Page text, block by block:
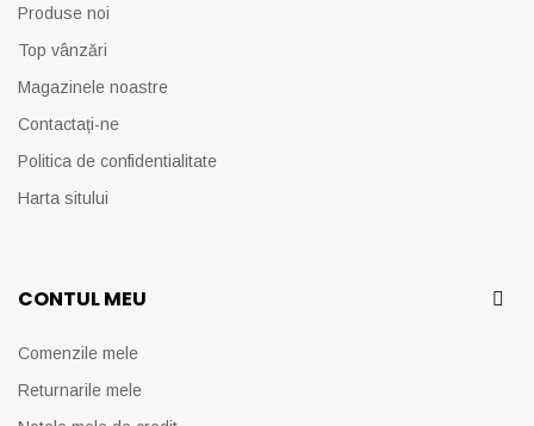
Produse noi
Top vânzări
Magazinele noastre
Contactați-ne
Politica de confidentialitate
Harta sitului
CONTUL MEU
Comenzile mele
Returnarile mele